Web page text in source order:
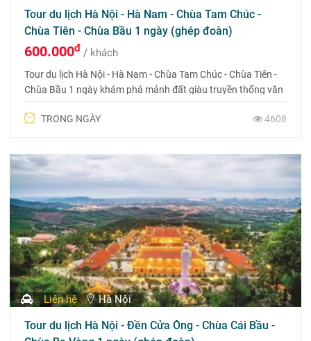
Tour du lịch Hà Nội - Hà Nam - Chùa Tam Chúc -
Chùa Tiên - Chùa Bầu 1 ngày (ghép đoàn)
600.000đ / khách
Tour du lịch Hà Nội - Hà Nam - Chùa Tam Chúc - Chùa Tiên -
Chùa Bầu 1 ngày khám phá mảnh đất giàu truyền thống văn
thiên nhiên ưu ái ban tặng những danh thắng non xanh nước
biếc tuyệt đẹp mà còn rất nhiều di tích văn hóa linh thiêng
TRONG NGÀY 4608
Liên hệ Hà Nội
Tour du lịch Hà Nội - Đền Cửa Ông - Chùa Cái Bầu -